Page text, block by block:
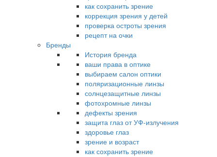
как сохранить зрение
коррекция зрения у детей
проверка остроты зрения
рецепт на очки
Бренды
История бренда
ваши права в оптике
выбираем салон оптики
поляризационные линзы
солнцезащитные линзы
фотохромные линзы
дефекты зрения
защита глаз от УФ-излучения
здоровье глаз
зрение и возраст
как сохранить зрение